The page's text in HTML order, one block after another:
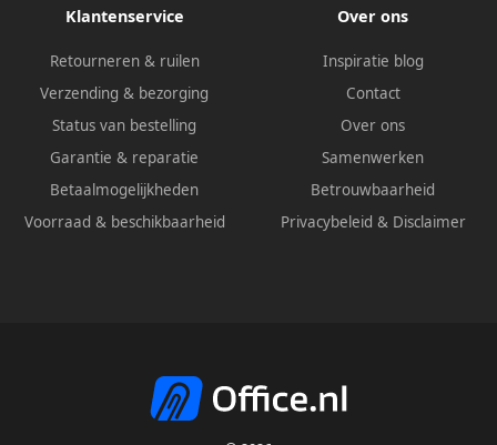
Klantenservice
Retourneren & ruilen
Verzending & bezorging
Status van bestelling
Garantie & reparatie
Betaalmogelijkheden
Voorraad & beschikbaarheid
Over ons
Inspiratie blog
Contact
Over ons
Samenwerken
Betrouwbaarheid
Privacybeleid & Disclaimer